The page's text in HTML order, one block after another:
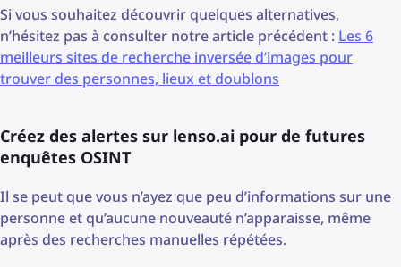
Si vous souhaitez découvrir quelques alternatives,
n’hésitez pas à consulter notre article précédent : Les 6
meilleurs sites de recherche inversée d’images pour
trouver des personnes, lieux et doublons
Créez des alertes sur lenso.ai pour de futures
enquêtes OSINT
Il se peut que vous n’ayez que peu d’informations sur une
personne et qu’aucune nouveauté n’apparaisse, même
après des recherches manuelles répétées.